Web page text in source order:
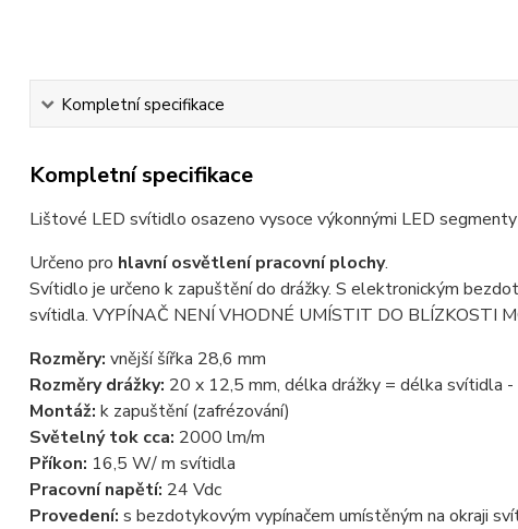
Kompletní specifikace
Kompletní specifikace
Lištové LED svítidlo osazeno vysoce výkonnými LED
Určeno pro hlavní osvětlení pracovní plochy.
Svítidlo je určeno k zapuštění do drážky. S elektronickým
svítidla. VYPÍNAČ NENÍ VHODNÉ UMÍSTIT DO BLÍZKOSTI
Rozměry: vnější šířka 28,6 mm
Rozměry drážky: 20 x 12,5 mm, délka drážky = délka svítidla
Montáž: k zapuštění (zafrézování)
Světelný tok cca: 2000 lm/m
Příkon: 16,5 W/ m svítidla
Pracovní napětí: 24 Vdc
Provedení: s bezdotykovým vypínačem umístěným na okraji